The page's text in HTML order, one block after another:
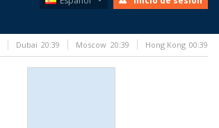
Dubai 20:39 Moscow 20:39 Hong Kong 00:39